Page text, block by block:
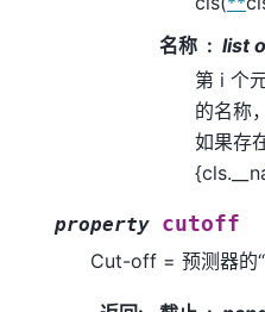
名称
list
第 i 个
的名称
如果存
property cutoff
Cut-off = 预测器的“